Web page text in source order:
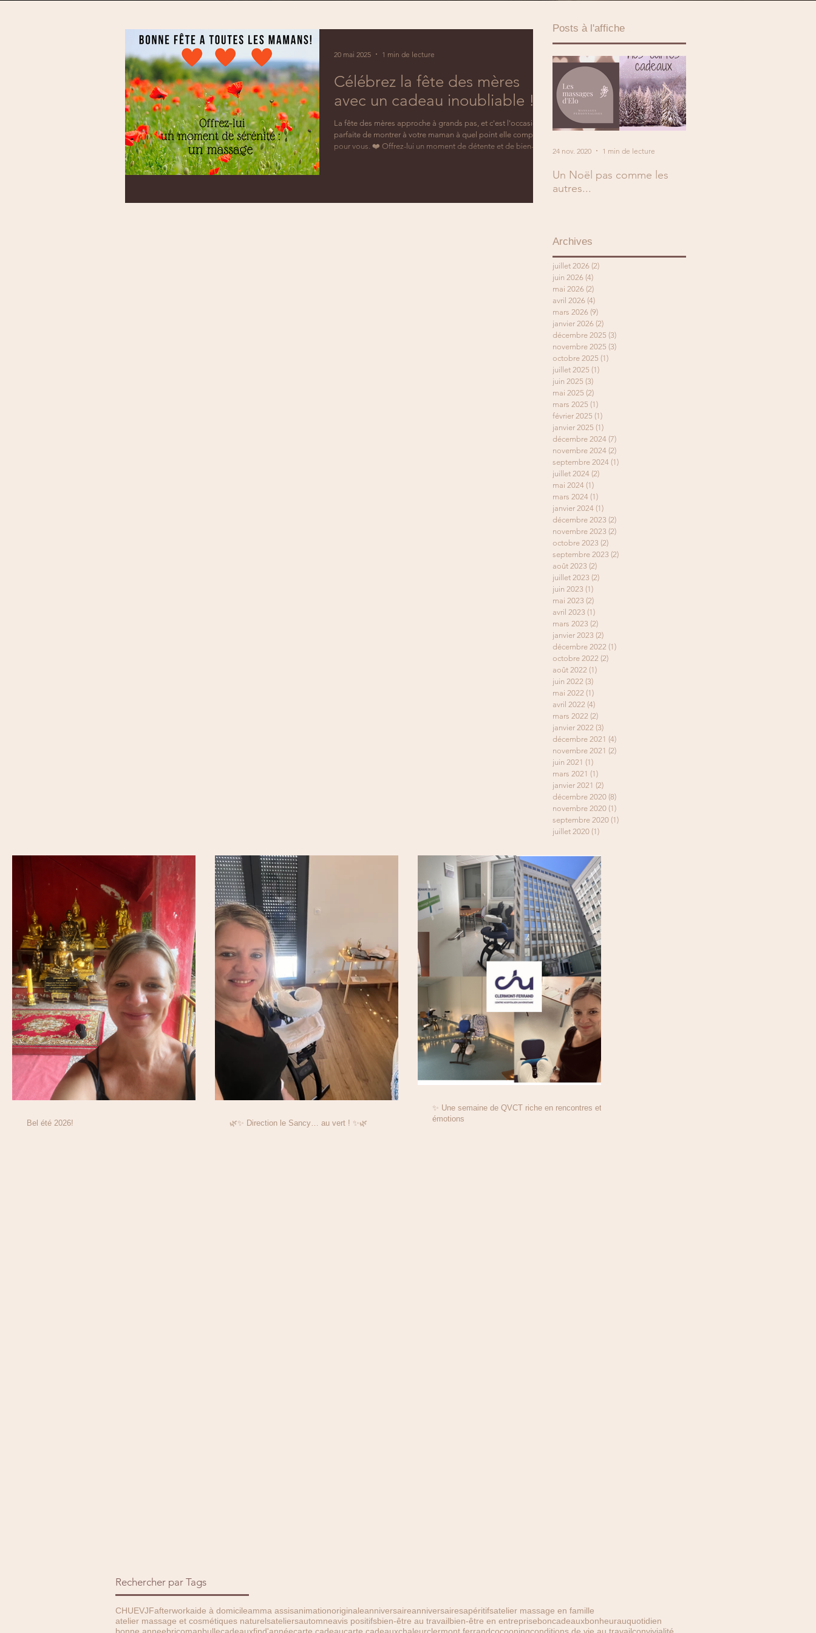
Célébrez la fête des mères
avec un cadeau inoubliable !
La fête des mères approche à grands pas, et c'est l'occasion
parfaite de montrer à votre maman à quel point elle compte
pour vous. ❤️ Offrez-lui un moment de détente et de bien-être
🤗 - Des soins personnalisés adaptés aux besoins de votre
20 mai 2025 1 min de lecture
Posts à l'affiche
Un Noël pas comme les
autres...
24 nov. 2020 1 min de lecture
Archives
juillet 2026 (2)
juin 2026 (4)
mai 2026 (2)
avril 2026 (4)
mars 2026 (9)
janvier 2026 (2)
décembre 2025 (3)
novembre 2025 (3)
octobre 2025 (1)
juillet 2025 (1)
juin 2025 (3)
mai 2025 (2)
mars 2025 (1)
février 2025 (1)
janvier 2025 (1)
décembre 2024 (7)
novembre 2024 (2)
septembre 2024 (1)
juillet 2024 (2)
mai 2024 (1)
mars 2024 (1)
janvier 2024 (1)
décembre 2023 (2)
novembre 2023 (2)
octobre 2023 (2)
septembre 2023 (2)
août 2023 (2)
juillet 2023 (2)
juin 2023 (1)
mai 2023 (2)
avril 2023 (1)
mars 2023 (2)
janvier 2023 (2)
décembre 2022 (1)
octobre 2022 (2)
août 2022 (1)
juin 2022 (3)
mai 2022 (1)
avril 2022 (4)
mars 2022 (2)
janvier 2022 (3)
décembre 2021 (4)
novembre 2021 (2)
juin 2021 (1)
mars 2021 (1)
janvier 2021 (2)
décembre 2020 (8)
novembre 2020 (1)
septembre 2020 (1)
juillet 2020 (1)
Bel été 2026! 🌿✨ Direction le Sancy… au vert ! ✨🌿
✨ Une semaine de QVCT riche en rencontres et en
émotions
Rechercher par Tags
CHUEVJFafterworkaide à domicileamma assisanimationoriginaleanniversaireanniversairesapéritifsatelier massage en famille
atelier massage et cosmétiques naturelsateliersautomneavis positifsbien-être au travailbien-être en entrepriseboncadeauxbonheurauquotidien
bonne anneebricomanbullecadeauxfind'annéecarte cadeaucarte cadeauxchaleurclermont ferrandcocooningconditions de vie au travailconvivialité